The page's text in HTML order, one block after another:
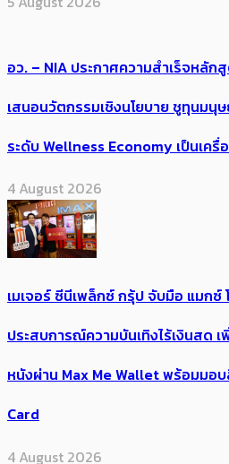
อว. – NIA ประกาศความสำเร็จหลัก
เสนอนวัตกรรมเชิงนโยบาย ชูทุนมนุ
ระดับ Wellness Economy เป็นเครื่
4 August 2026
เมเจอร์ ซีนีเพล็กซ์ กรุ้ป จับมือ แมกซ์
ประสบการณ์ความบันเทิงไร้เงินสด
หนังผ่าน Max Me Wallet พร้อมมอ
Card
4 August 2026